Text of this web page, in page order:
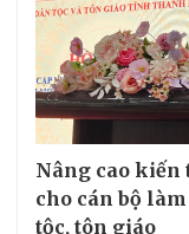
Nâng cao kiến
cho cán bộ
tộc, tôn giáo